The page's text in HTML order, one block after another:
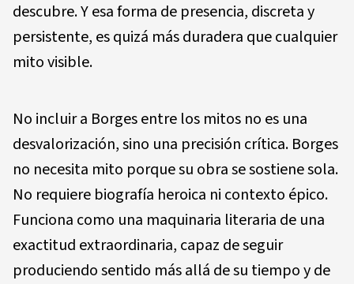
descubre. Y esa forma de presencia, discreta y
persistente, es quizá más duradera que cualquier
mito visible.
No incluir a Borges entre los mitos no es una
desvalorización, sino una precisión crítica. Borges
no necesita mito porque su obra se sostiene sola.
No requiere biografía heroica ni contexto épico.
Funciona como una maquinaria literaria de una
exactitud extraordinaria, capaz de seguir
produciendo sentido más allá de su tiempo y de